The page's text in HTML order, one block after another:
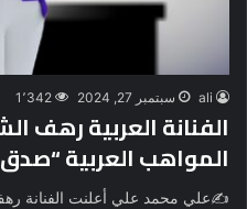
ali سبتمبر 27, 2024 1٬342
الفنانة العربية رهف
المواهب العربية
✍علي محمد علي أعلنت الفنانة